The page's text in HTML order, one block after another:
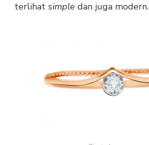
terlihat simple dan juga modern.